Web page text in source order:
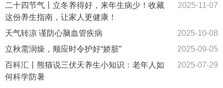
二十四节气丨立冬养得好，来年生病少！收藏
这份养生指南，让家人更健康！
2025-11-07
天气转凉 谨防心脑血管疾病
2025-10-08
立秋需润燥，顺应时令护好“娇脏”
2025-09-05
百科汇丨熊猫说三伏天养生小知识：老年人如
何科学防暑
2025-07-29